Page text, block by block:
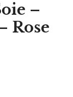
–
Rose